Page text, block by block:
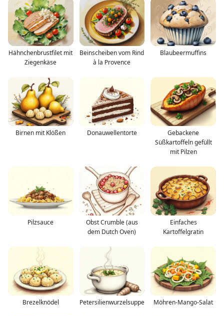
Hähnchenbrustfilet mit
Ziegenkäse
Beinscheiben vom Rind
à la Provence
Blaubeermuffins
Birnen mit Klößen Donauwellentorte
Gebackene
Süßkartoffeln gefüllt
mit Pilzen
Pilzsauce
Obst Crumble (aus
dem Dutch Oven)
Einfaches
Kartoffelgratin
Brezelknödel Petersilienwurzelsuppe Möhren-Mango-Salat